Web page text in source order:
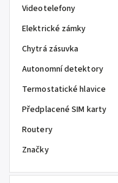
Videotelefony
Elektrické zámky
Chytrá zásuvka
Autonomní detektory
Termostatické hlavice
Předplacené SIM karty
Routery
Značky